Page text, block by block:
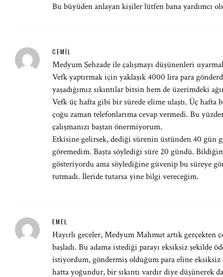
Bu büyüden anlayan kişiler lütfen bana yardımcı
CEMIL
Medyum Şehzade ile çalışmayı düşünenleri
Vefk yaptırmak için yaklaşık 4000 lira para
yaşadığımız sıkıntılar bitsin hem de üzerimdeki
Vefk üç hafta gibi bir sürede elime ulaştı. Üç hafta
çoğu zaman telefonlarıma cevap vermedi. Bu
çalışmanızı baştan önermiyorum.
Etkisine gelirsek, dediği sürenin üstünden 40 gün
göremedim. Başta söylediği süre 20 gündü.
gösteriyordu ama söylediğine güvenip bu süreye
tutmadı. İleride tutarsa yine bilgi vereceğim.
EMEL
Hayırlı geceler, Medyum Mahmut artık gerçekten
başladı. Bu adama istediği parayı eksiksiz şekilde
istiyordum, göndermiş olduğum para eline
hatta yoğundur, bir sıkıntı vardır diye düşünerek